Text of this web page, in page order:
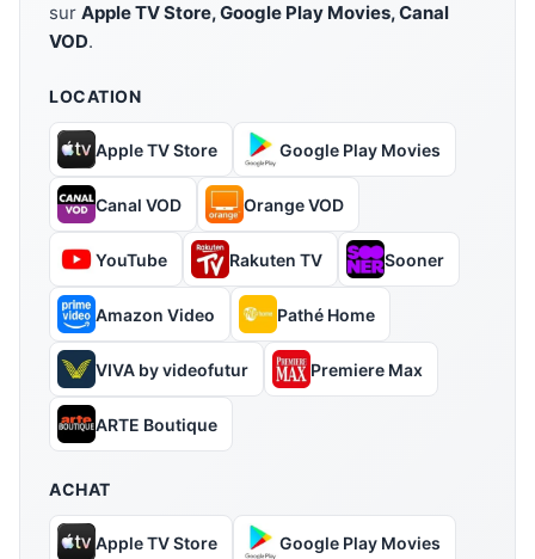
sur Apple TV Store, Google Play Movies, Canal
VOD.
LOCATION
Apple TV Store Google Play Movies
Canal VOD Orange VOD
YouTube Rakuten TV Sooner
Amazon Video Pathé Home
VIVA by videofutur Premiere Max
ARTE Boutique
ACHAT
Apple TV Store Google Play Movies